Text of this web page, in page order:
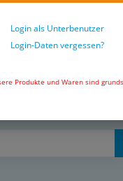
Login als Unterbenutzer
Login-Daten vergessen?
Produkte und Waren sind
Beschichtung,
Stützmantel: Edelstahl